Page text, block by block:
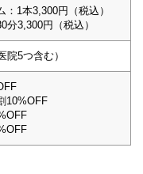
：1本3,300円（税込）
分3,300円（税込）
院5つ含む）
10%OFF